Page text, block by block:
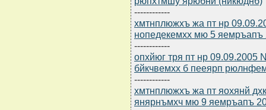
------------
хмтнплюжхъ жа пт нр
нопедекемхх мю 5 яемръапъ
------------
опхйюг тря пт нр 09.09.2005
бйкчвемхх б пееярп
------------
хмтнплюжхъ жа пт яохянй
янярнъмхч мю 9 яемръапъ